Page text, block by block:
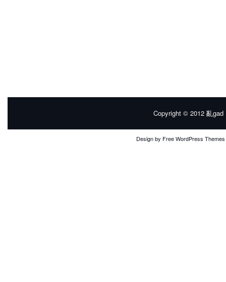
Copyright © 2012 亂gad
Design by Free WordPress Themes